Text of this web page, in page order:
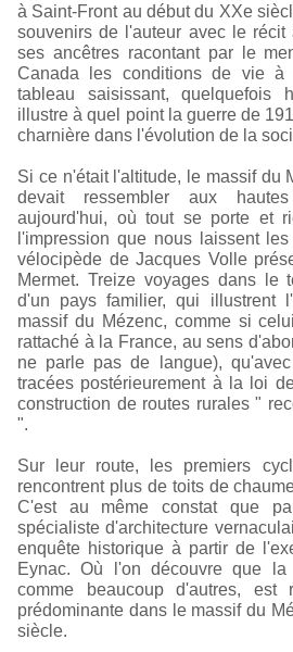
à Saint-Front au début du XXe
souvenirs de l'auteur avec le
ses ancêtres racontant par le
Canada les conditions de vie à
tableau saisissant, quelquefois
illustre à quel point la guerre de
charnière dans l'évolution de la
Si ce n'était l'altitude, le massif du
devait ressembler aux
aujourd'hui, où tout se porte et
l'impression que nous laissent
vélocipède de Jacques Volle
Mermet. Treize voyages dans le
d'un pays familier, qui illustrent
massif du Mézenc, comme si
rattaché à la France, au sens
ne parle pas de langue),
tracées postérieurement à la loi
construction de routes rurales "
".
Sur leur route, les premiers
rencontrent plus de toits de
C'est au même constat que
spécialiste d'architecture
enquête historique à partir de
Eynac. Où l'on découvre que
comme beaucoup d'autres, est
prédominante dans le massif du
siècle.